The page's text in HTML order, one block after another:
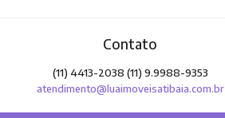
Contato
(11) 4413-2038 (11) 9.9988-9353
atendimento@luaimoveisatibaia.com.br